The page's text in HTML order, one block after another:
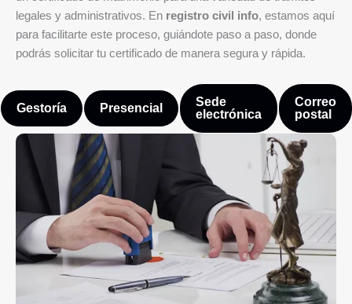
legales y administrativos. En registro civil info, estamos aquí
para facilitarte este proceso, guiándote paso a paso, donde
podrás solicitar tu certificado de manera segura y rápida.
Gestoría Presencial
Sede
electrónica
Correo
postal